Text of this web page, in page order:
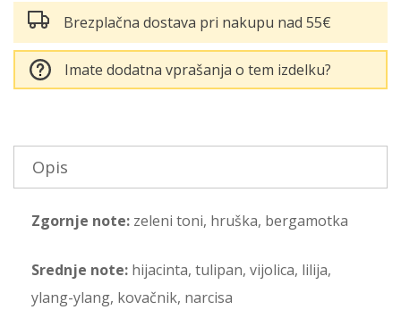
Brezplačna dostava pri nakupu nad 55€
Imate dodatna vprašanja o tem izdelku?
Opis
Zgornje note: zeleni toni, hruška, bergamotka
Srednje note: hijacinta, tulipan, vijolica, lilija,
ylang-ylang, kovačnik, narcisa